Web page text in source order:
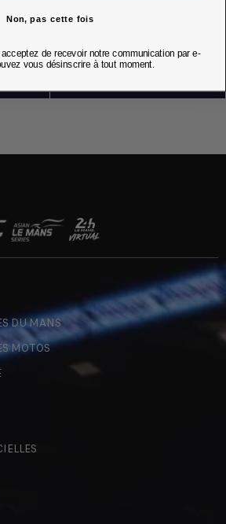
DU MANS
MOTOS
Non, pas cette fois
de recevoir notre communication par e-
vous désinscrire à tout moment.